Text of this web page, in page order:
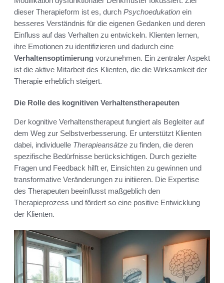
dieser Therapieform ist es, durch Psychoedukation ein
besseres Verständnis für die eigenen Gedanken und deren
Einfluss auf das Verhalten zu entwickeln. Klienten lernen,
ihre Emotionen zu identifizieren und dadurch eine
Verhaltensoptimierung vorzunehmen. Ein zentraler Aspekt
ist die aktive Mitarbeit des Klienten, die die Wirksamkeit der
Therapie erheblich steigert.
Die Rolle des kognitiven Verhaltenstherapeuten
Der kognitive Verhaltenstherapeut fungiert als Begleiter auf
dem Weg zur Selbstverbesserung. Er unterstützt Klienten
dabei, individuelle Therapieansätze zu finden, die deren
spezifische Bedürfnisse berücksichtigen. Durch gezielte
Fragen und Feedback hilft er, Einsichten zu gewinnen und
transformative Veränderungen zu initiieren. Die Expertise
des Therapeuten beeinflusst maßgeblich den
Therapieprozess und fördert so eine positive Entwicklung
der Klienten.